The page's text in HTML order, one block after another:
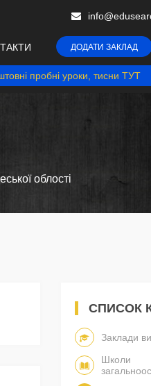
ДОДАТИ ЗАКЛАД
пробні уроки, тисни ТУТ
облості
СПИСОК
Заклади
Школи